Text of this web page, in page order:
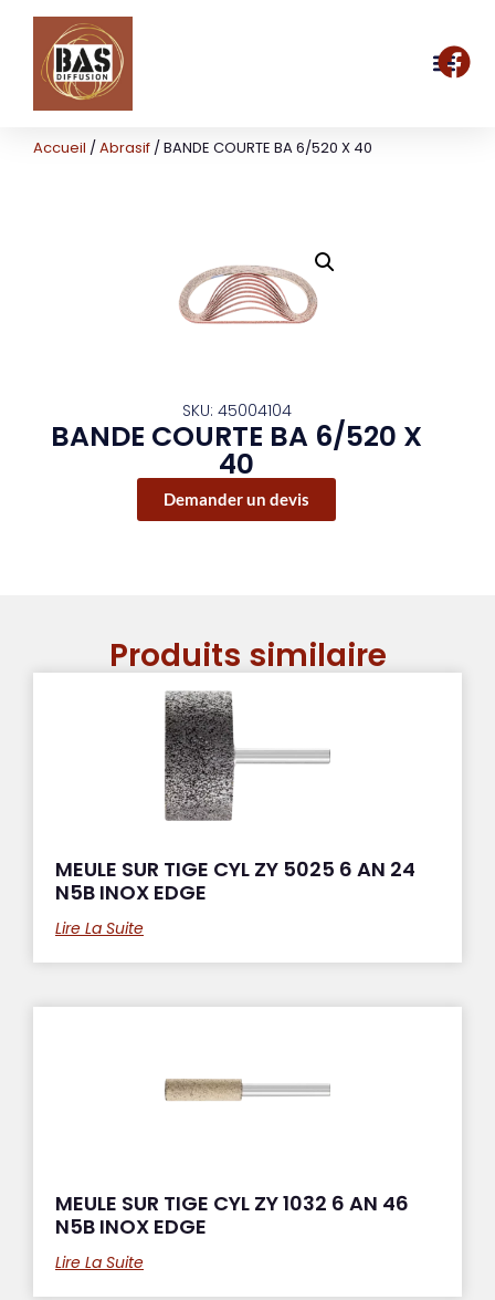
Accueil /Abrasif / BANDE COURTE BA 6/520 X 40
SKU: 45004104
BANDE COURTE BA 6/520 X
40
Demander un devis
Produits similaire
MEULE SUR TIGE CYL ZY 5025 6 AN 24
N5B INOX EDGE
Lire La Suite
MEULE SUR TIGE CYL ZY 1032 6 AN 46
N5B INOX EDGE
Lire La Suite